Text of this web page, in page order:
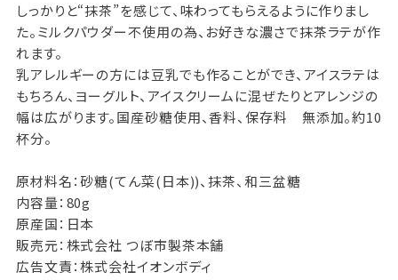
しっかりと“抹茶”を感じて、味わってもらえるように作りまし
た。ミルクパウダー不使用の為、お好きな濃さで抹茶ラテが作
れます。
乳アレルギーの方には豆乳でも作ることができ、アイスラテは
もちろん、ヨーグルト、アイスクリームに混ぜたりとアレンジの
幅は広がります。国産砂糖使用、香料、保存料 無添加。約10
杯分。
原材料名：砂糖(てん菜(日本))、抹茶、和三盆糖
内容量：80g
原産国：日本
販売元：株式会社 つぼ市製茶本舗
広告文責：株式会社イオンボディ